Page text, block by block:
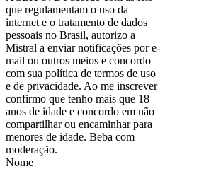
que regulamentam o uso da
internet e o tratamento de dados
pessoais no Brasil, autorizo a
Mistral a enviar notificações por e-
mail ou outros meios e concordo
com sua política de termos de uso
e de privacidade. Ao me inscrever
confirmo que tenho mais que 18
anos de idade e concordo em não
compartilhar ou encaminhar para
menores de idade. Beba com
moderação.
Nome